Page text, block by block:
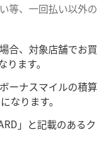
等、一回払い以外の
合、対象店舗でお買
ます。
ーナスマイルの積算
なります。
」と記載のあるク